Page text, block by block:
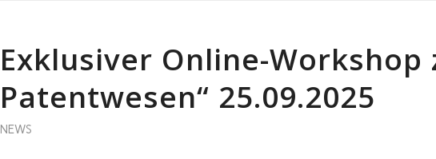
Exklusiver Online-Workshop
Patentwesen“ 25.09.2025
NEWS